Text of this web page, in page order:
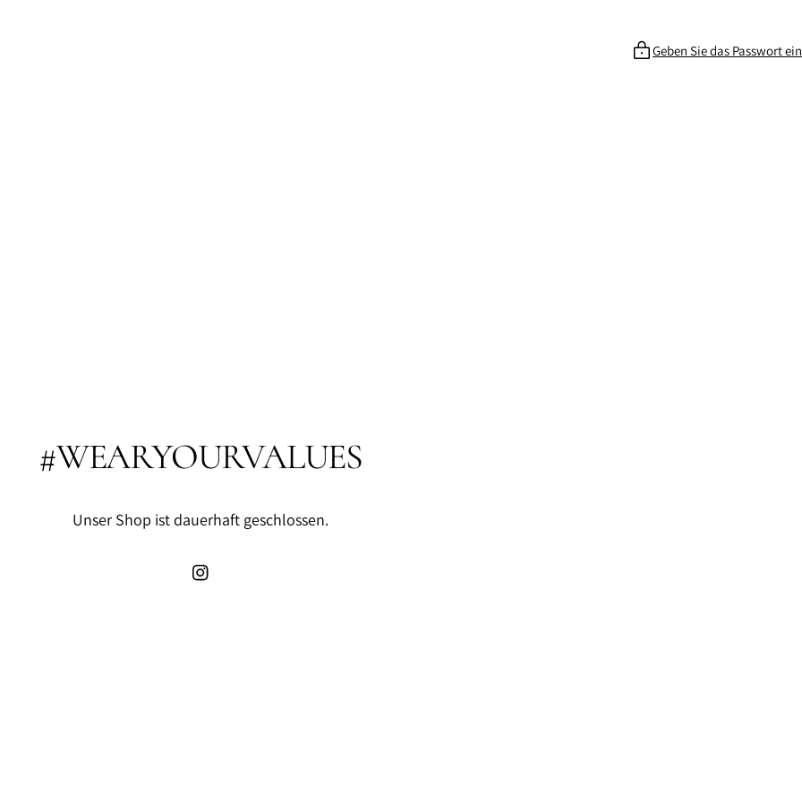
Geben Sie das Passwort ein
#WEARYOURVALUES
Unser Shop ist dauerhaft geschlossen.
Instagram